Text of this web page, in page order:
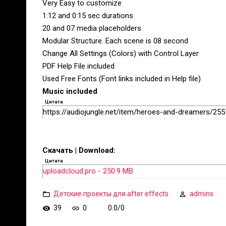
Very Easy to customize
1:12 and 0:15 sec durations
20 and 07 media placeholders
Modular Structure. Each scene is 08 second
Change All Settings (Colors) with Control Layer
PDF Help File included
Used Free Fonts (Font links included in Help file)
Music included
Цитата
https://audiojungle.net/item/heroes-and-dreamers/
Скачать | Download:
Цитата
uploadcloud.pro - 250.9 MB
Детские проекты для after effects
admins
39
0 0.0/0